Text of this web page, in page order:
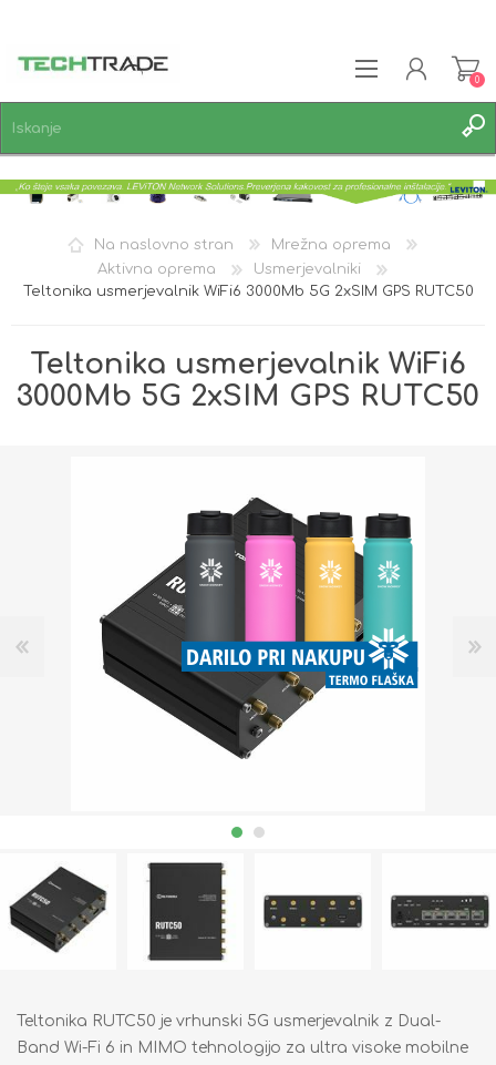
PRIJAVA
0
Na naslovno stran
Mrežna oprema
Aktivna oprema
Usmerjevalniki
Teltonika usmerjevalnik WiFi6 3000Mb 5G 2xSIM GPS RUTC50
Teltonika usmerjevalnik WiFi6
3000Mb 5G 2xSIM GPS RUTC50
Teltonika RUTC50 je vrhunski 5G usmerjevalnik z Dual-
Band Wi-Fi 6 in MIMO tehnologijo za ultra visoke mobilne